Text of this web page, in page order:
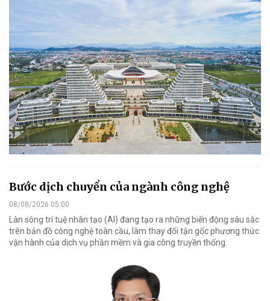
Bước dịch chuyển của ngành công nghệ
08/08/2026 05:00
Làn sóng trí tuệ nhân tạo (AI) đang tạo ra những biến động sâu sắc
trên bản đồ công nghệ toàn cầu, làm thay đổi tận gốc phương thức
vận hành của dịch vụ phần mềm và gia công truyền thống.